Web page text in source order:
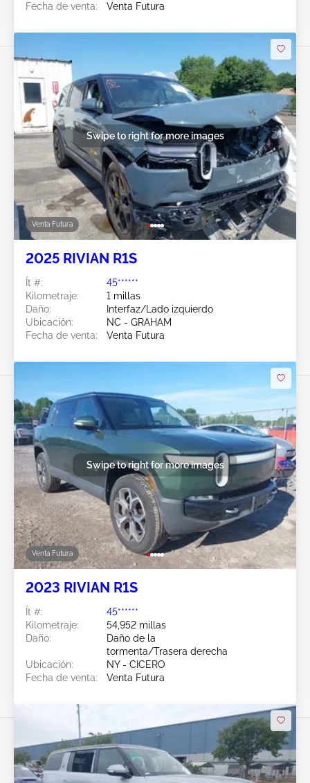
Fecha de venta: Venta Futura
Venta Futura
Swipe to right for more images
2025 RIVIAN R1S
Ít #:
45******
Kilometraje:
1 millas
Daño:
Interfaz/Lado izquierdo
Ubicación:
NC - GRAHAM
Fecha de venta:
Venta Futura
Venta Futura
Swipe to right for more images
2023 RIVIAN R1S
Ít #:
45******
Kilometraje:
54,952 millas
Daño:
Daño de la
tormenta/Trasera derecha
Ubicación:
NY - CICERO
Fecha de venta:
Venta Futura